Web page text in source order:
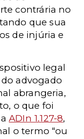
contrária no
que sua
de injúria e
legal
advogado
abrangeria,
o que foi
ADIn 1.127-8,
o termo “ou